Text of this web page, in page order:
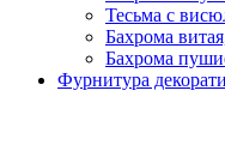
Тесьма с
Бахрома
Бахрома
Фурнитура